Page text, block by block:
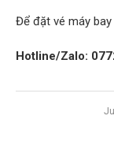
Để đặt vé máy
Hotline/Zalo: